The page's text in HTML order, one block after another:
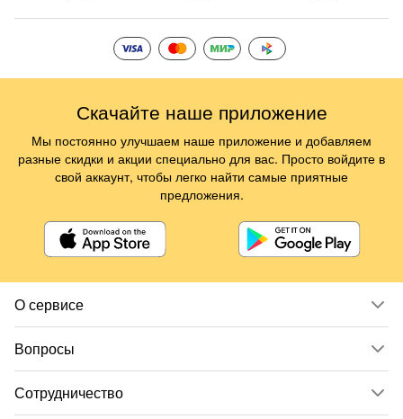
О сервисе
Вопросы
Сотрудничество
Скачайте наше приложение
Мы постоянно улучшаем наше приложение и добавляем
разные скидки и акции специально для вас. Просто войдите в
свой аккаунт, чтобы легко найти самые приятные
предложения.